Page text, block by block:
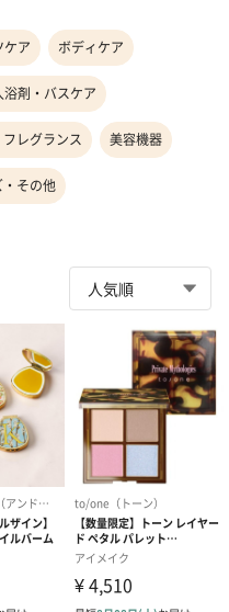
ケア ボディケア
浴剤・バスケア
レグランス 美容機器
その他